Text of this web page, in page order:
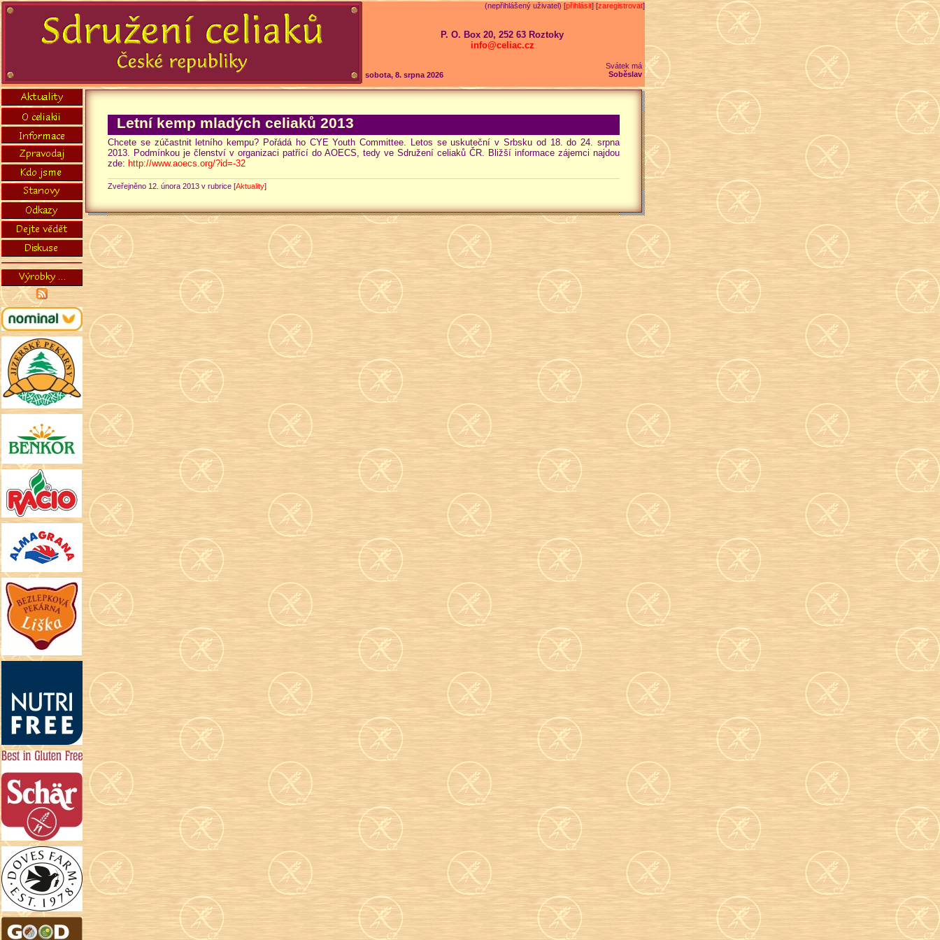
(nepřihlášený uživatel) [přihlásit] [zaregistrovat]
sobota, 8. srpna 2026
Svátek má
Soběslav
P. O. Box 20, 252 63 Roztoky
info@celiac.cz
Letní kemp mladých celiaků 2013
Chcete se zúčastnit letního kempu? Pořádá ho CYE Youth Committee. Letos se uskuteční v Srbsku od 18. do 24. srpna
2013. Podmínkou je členství v organizaci patřící do AOECS, tedy ve Sdružení celiaků ČR. Bližší informace zájemci najdou
zde: http://www.aoecs.org/?id=-32
Zveřejněno 12. února 2013 v rubrice [Aktuality]